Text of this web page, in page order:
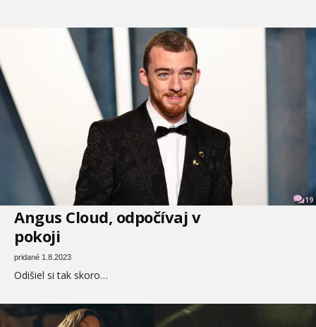
19
Angus Cloud, odpočívaj v
pokoji
pridané 1.8.2023
Odišiel si tak skoro…